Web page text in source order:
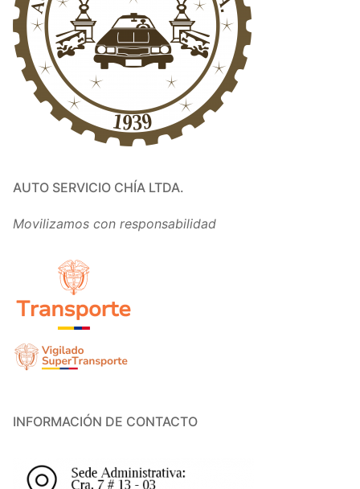
AUTO SERVICIO CHÍA LTDA.
Movilizamos con responsabilidad
INFORMACIÓN DE CONTACTO